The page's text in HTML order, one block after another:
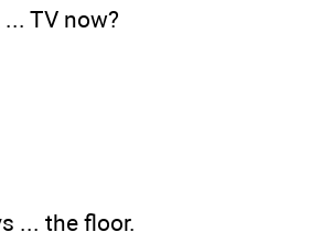
TV now?
... the floor.